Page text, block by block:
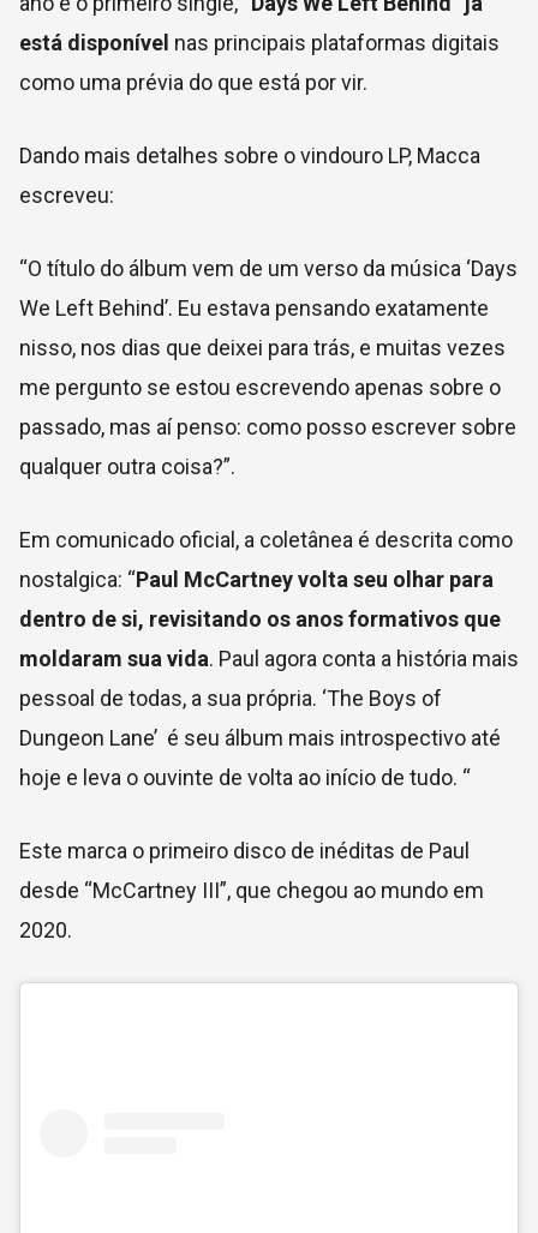
está disponível nas principais plataformas digitais
como uma prévia do que está por vir.
Dando mais detalhes sobre o vindouro LP, Macca
escreveu:
“O título do álbum vem de um verso da música ‘Days
We Left Behind’. Eu estava pensando exatamente
nisso, nos dias que deixei para trás, e muitas vezes
me pergunto se estou escrevendo apenas sobre o
passado, mas aí penso: como posso escrever sobre
qualquer outra coisa?”.
Em comunicado oficial, a coletânea é descrita como
nostalgica: “Paul McCartney volta seu olhar para
dentro de si, revisitando os anos formativos que
moldaram sua vida. Paul agora conta a história mais
pessoal de todas, a sua própria. ‘The Boys of
Dungeon Lane’ é seu álbum mais introspectivo até
hoje e leva o ouvinte de volta ao início de tudo. “
Este marca o primeiro disco de inéditas de Paul
desde “McCartney III”, que chegou ao mundo em
2020.